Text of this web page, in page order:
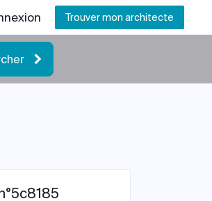
Trouver mon architecte